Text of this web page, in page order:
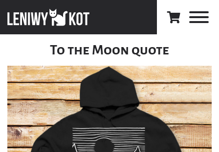
To the Moon quote